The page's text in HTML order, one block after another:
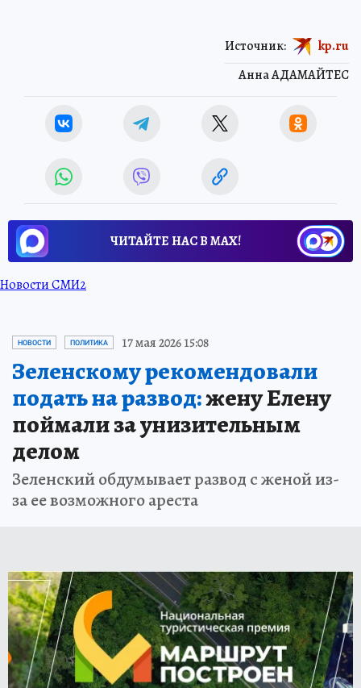
Анна АДАМАЙТЕС
Источник: kp.ru
ЧИТАЙТЕ НАС В МАХ!
Новости СМИ2
НОВОСТИ ПОЛИТИКА 17 мая 2026 15:08
Зеленскому рекомендовали
подать на развод:жену Елену
поймали за унизительным
делом
Зеленский обдумывает развод с женой из-
за ее возможного ареста